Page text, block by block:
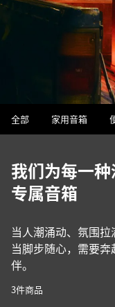
全部 家用音箱
我们为每一
专属音箱
当人潮涌动、氛围
当脚步随心，需要
伴。
3件商品